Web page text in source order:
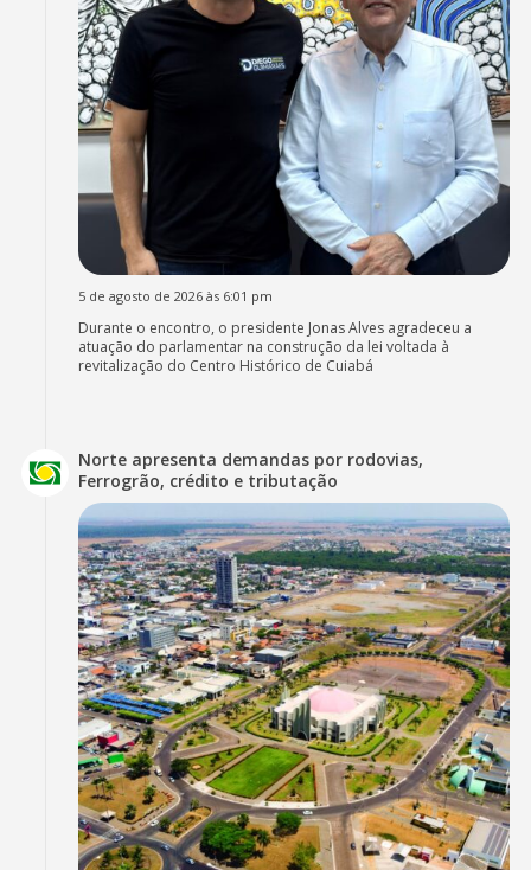
5 de agosto de 2026 às 6:01 pm
Durante o encontro, o presidente Jonas Alves agradeceu a
atuação do parlamentar na construção da lei voltada à
revitalização do Centro Histórico de Cuiabá
Norte apresenta demandas por rodovias,
Ferrogrão, crédito e tributação